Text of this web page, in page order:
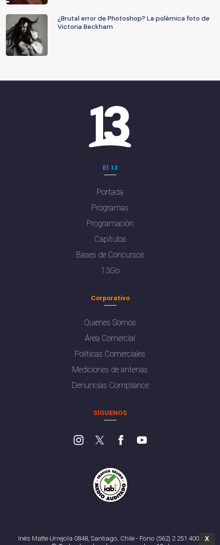
¿Brutal error de Photoshop? La polémica foto de
Victoria Beckham
El 13
Portada
Programas
Programación
Capítulos
Bases de Concursos
13Go
Corporativo
Quiénes Somos
Área Comercial
Políticas Comerciales
Mediciones de antenas
Denuncias Compliance
SÍGUENOS
Inés Matte Urrejola 0848, Santiago, Chile - Fono (562) 2 251 4000
X